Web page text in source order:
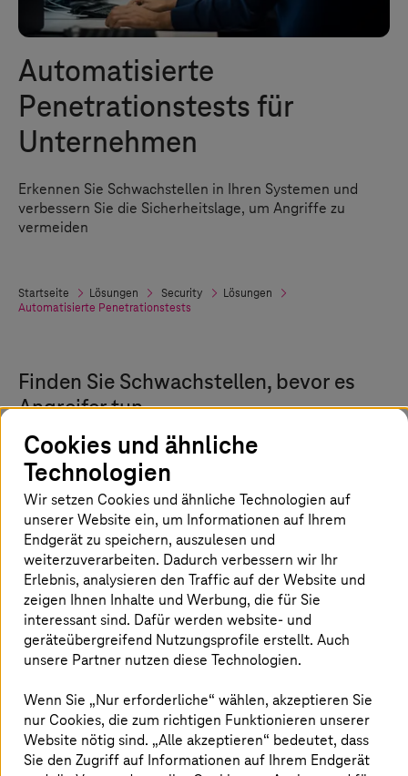
Automatisierte
Penetrationstests für
Unternehmen
Erkennen Sie Schwachstellen in Ihren Systemen und
verbessern Sie die Sicherheitslage, um Angriffe zu
vermeiden
Startseite Lösungen Security
Lösungen
Automatisierte Penetrationstests
Finden Sie Schwachstellen, bevor es
Angreifer tun
Von Datenschutzverletzungen bis hin zu
Ransomware-Angriffen – Unternehmen sind
erheblichen Risiken ausgesetzt. Deshalb
müssen sie Schwachstellen unbedingt
beheben, bevor Cyberkriminelle sie ausnutzen.
Ein Penetrationstest hilft Unternehmen,
Sicherheitslücken zu finden und zu beheben.
Penetrationstests ermöglichen es Ihrem
Unternehmen, Angreifern immer einen Schritt
voraus zu sein, und Sicherheitsrisiken zu
Effizientes und schnelleres Testen mit
Cookies und ähnliche
Technologien
Wir setzen Cookies und ähnliche Technologien auf
unserer Website ein, um Informationen auf Ihrem
Endgerät zu speichern, auszulesen und
weiterzuverarbeiten. Dadurch verbessern wir Ihr
Erlebnis, analysieren den Traffic auf der Website und
zeigen Ihnen Inhalte und Werbung, die für Sie
interessant sind. Dafür werden website- und
geräteübergreifend Nutzungsprofile erstellt. Auch
unsere Partner nutzen diese Technologien.
Wenn Sie „Nur erforderliche“ wählen, akzeptieren Sie
nur Cookies, die zum richtigen Funktionieren unserer
Website nötig sind. „Alle akzeptieren“ bedeutet, dass
Sie den Zugriff auf Informationen auf Ihrem Endgerät